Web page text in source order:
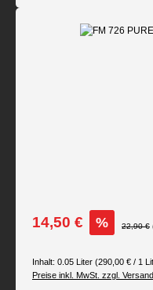
Bildergalerie überspringen
Verkaufspreis:
14,50 € % 22,90 €
Inhalt: 0.05 Liter (290,00 € / 1
Preise inkl. MwSt. zzgl.